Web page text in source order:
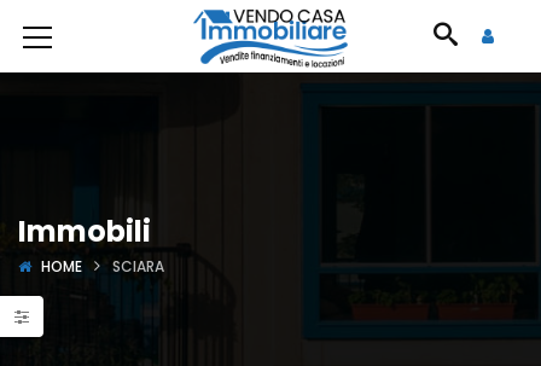
Immobili
HOME SCIARA